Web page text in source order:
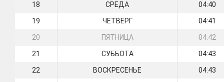
18 СРЕДА 04:40
19 ЧЕТВЕРГ 04:41
20 ПЯТНИЦА 04:42
21 СУББОТА 04:43
22 ВОСКРЕСЕНЬЕ 04:43